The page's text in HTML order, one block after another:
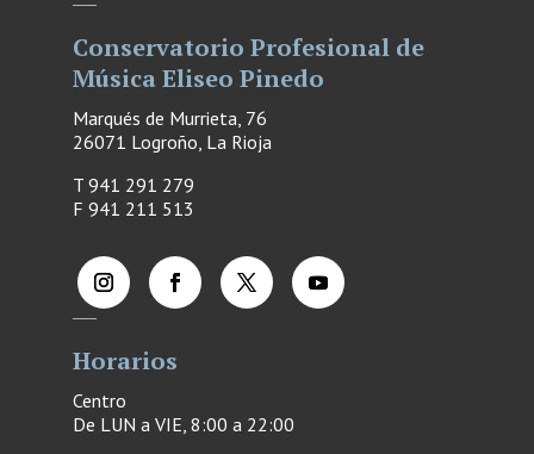
Conservatorio Profesional de
Música Eliseo Pinedo
Marqués de Murrieta, 76
26071 Logroño, La Rioja
T 941 291 279
F 941 211 513
Horarios
Centro
De LUN a VIE, 8:00 a 22:00